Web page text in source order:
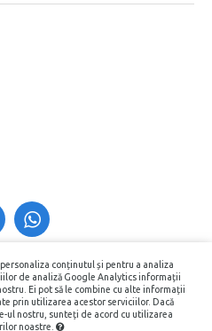
conținutul și pentru a analiza
de analiză Google Analytics informații
Ei pot să le combine cu alte informații
prin utilizarea acestor serviciilor. Dacă
ul nostru, sunteți de acord cu utilizarea
noastre.